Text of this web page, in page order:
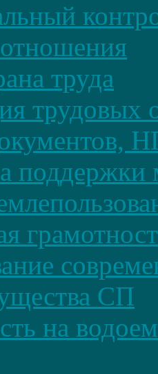
труда
трудовых
поддержки
СП
на